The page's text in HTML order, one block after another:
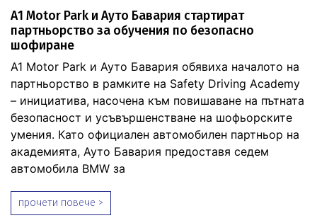
А1 Motor Park и Ауто Бавария стартират
партньорство за обучения по безопасно
шофиране
А1 Motor Park и Ауто Бавария обявиха началото на
партньорство в рамките на Safety Driving Academy
– инициатива, насочена към повишаване на пътната
безопасност и усъвършенстване на шофьорските
умения. Като официален автомобилен партньор на
академията, Ауто Бавария предоставя седем
автомобила BMW за
прочети повече >